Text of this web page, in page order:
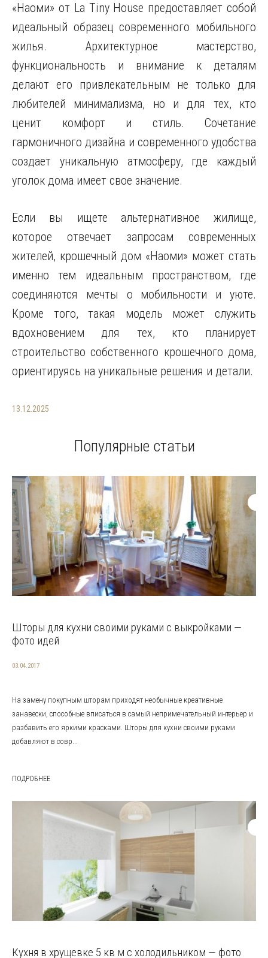
«Наоми» от La Tiny House предоставляет собой
идеальный образец современного мобильного
жилья. Архитектурное мастерство,
функциональность и внимание к деталям
делают его привлекательным не только для
любителей минимализма, но и для тех, кто
ценит комфорт и стиль. Сочетание
гармоничного дизайна и современного удобства
создает уникальную атмосферу, где каждый
уголок дома имеет свое значение.
Если вы ищете альтернативное жилище,
которое отвечает запросам современных
жителей, крошечный дом «Наоми» может стать
именно тем идеальным пространством, где
соединяются мечты о мобильности и уюте.
Кроме того, такая модель может служить
вдохновением для тех, кто планирует
строительство собственного крошечного дома,
ориентируясь на уникальные решения и детали.
13.12.2025
Популярные статьи
Шторы для кухни своими руками с выкройками —
фото идей
03.04.2017
На замену покупным шторам приходят необычные креативные
занавески, способные вписаться в самый непримечательный интерьер и
разбавить его яркими красками. Шторы для кухни своими руками
добавляют в совр...
ПОДРОБНЕЕ
Кухня в хрущевке 5 кв м с холодильником — фото